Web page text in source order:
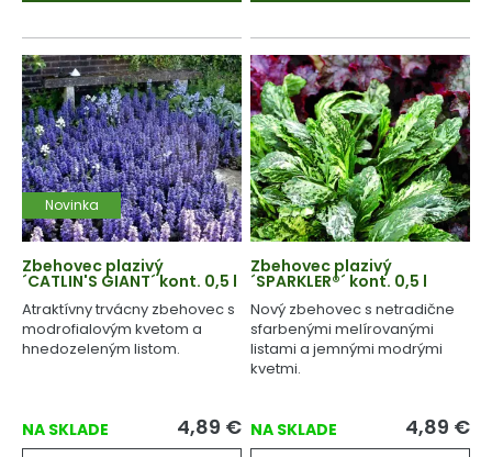
Novinka
Zbehovec plazivý
´CATLIN'S GIANT´ kont. 0,5 l
Atraktívny trvácny zbehovec s
modrofialovým kvetom a
hnedozeleným listom.
NA SKLADE 4,89 €
Zbehovec plazivý
´SPARKLER®´ kont. 0,5 l
Nový zbehovec s netradične
sfarbenými melírovanými
listami a jemnými modrými
kvetmi.
NA SKLADE 4,89 €